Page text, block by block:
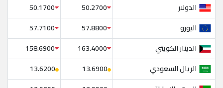
الدولار
50.2700
50.1700
اليورو
57.8800
57.7100
الدينار الكويتي
163.4000
158.6900
الريال السعودي
13.6900
13.6200